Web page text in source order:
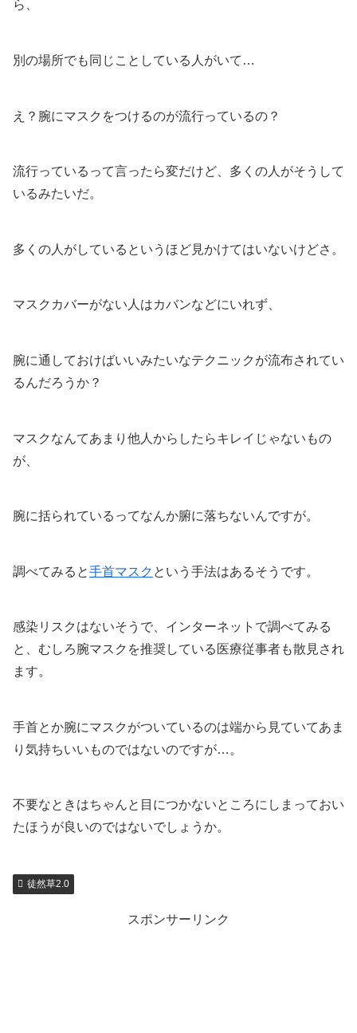
ら、
別の場所でも同じことしている人がいて…
え？腕にマスクをつけるのが流行っているの？
流行っているって言ったら変だけど、多くの人がそうして
いるみたいだ。
多くの人がしているというほど見かけてはいないけどさ。
マスクカバーがない人はカバンなどにいれず、
腕に通しておけばいいみたいなテクニックが流布されてい
るんだろうか？
マスクなんてあまり他人からしたらキレイじゃないもの
が、
腕に括られているってなんか腑に落ちないんですが。
調べてみると手首マスク という手法はあるそうです。
感染リスクはないそうで、インターネットで調べてみる
と、むしろ腕マスクを推奨している医療従事者も散見され
ます。
手首とか腕にマスクがついているのは端から見ていてあま
り気持ちいいものではないのですが…。
不要なときはちゃんと目につかないところにしまっておい
たほうが良いのではないでしょうか。
徒然草2.0
スポンサーリンク